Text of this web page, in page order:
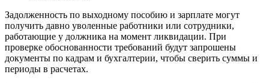
Задолженность по выходному пособию и зарплате могут
получить давно уволенные работники или сотрудники,
работающие у должника на момент ликвидации. При
проверке обоснованности требований будут запрошены
документы по кадрам и бухгалтерии, чтобы сверить суммы и
периоды в расчетах.